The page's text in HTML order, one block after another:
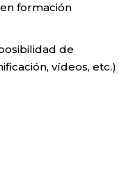
formación
de
vídeos, etc.)